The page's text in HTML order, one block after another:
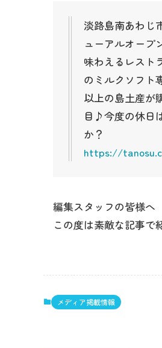
淡路島南あわじ
ューアルオープ
味わえるレスト
のミルクソフト
以上の島土産が
目♪今度の休日
か？
https://
編集スタッフの皆様へ
この度は素敵な記事で
メディア掲載情報